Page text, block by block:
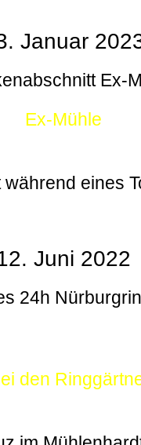
Januar
Ex-
Ex-Mühle
eines
Juni 2022
24h
den